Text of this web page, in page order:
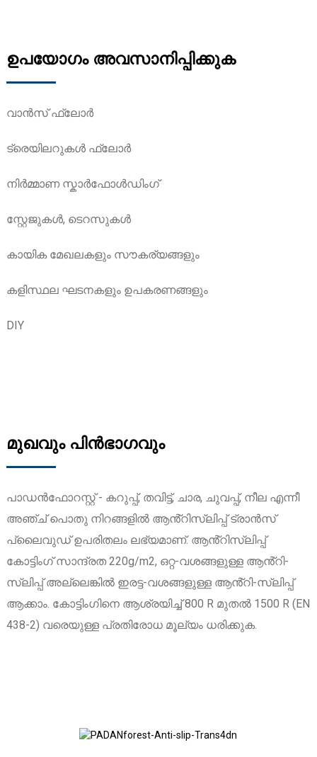
ഉപയോഗം അവസാനിപ്പിക്കുക
വാൻസ് ഫ്ലോർ
ട്രെയിലറുകൾ ഫ്ലോർ
നിർമ്മാണ സ്കാർഫോൾഡിംഗ്
സ്റ്റേജുകൾ, ടെറസുകൾ
കായിക മേഖലകളും സൗകര്യങ്ങളും
കളിസ്ഥല ഘടനകളും ഉപകരണങ്ങളും
DIY
മുഖവും പിൻഭാഗവും
പാഡൻഫോറസ്റ്റ് - കറുപ്പ്, തവിട്ട്, ചാര, ചുവപ്പ്, നീല എന്നീ
അഞ്ച് പൊതു നിറങ്ങളിൽ ആൻ്റിസ്ലിപ്പ് ട്രാൻസ്
പ്ലൈവുഡ് ഉപരിതലം ലഭ്യമാണ്. ആൻ്റിസ്ലിപ്പ്
കോട്ടിംഗ് സാന്ദ്രത 220g/m2, ഒറ്റ-വശങ്ങളുള്ള ആൻ്റി-
സ്ലിപ്പ് അല്ലെങ്കിൽ ഇരട്ട-വശങ്ങളുള്ള ആൻ്റി-സ്ലിപ്പ്
ആക്കാം. കോട്ടിംഗിനെ ആശ്രയിച്ച് 800 R മുതൽ 1500 R (EN
438-2) വരെയുള്ള പ്രതിരോധ മൂല്യം ധരിക്കുക.